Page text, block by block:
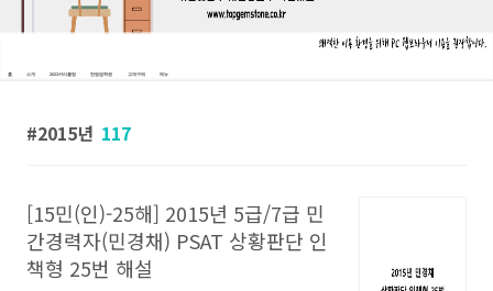
홈 소개 2023커리큘럼 한림법학원 교재구매 메뉴
2015년 117
[15민(인)-25해] 2015년 5급/7급 민
간경력자(민경채) PSAT 상황판단 인
책형 25번 해설